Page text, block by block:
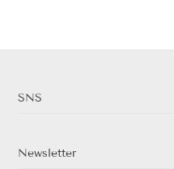
SNS
Newsletter